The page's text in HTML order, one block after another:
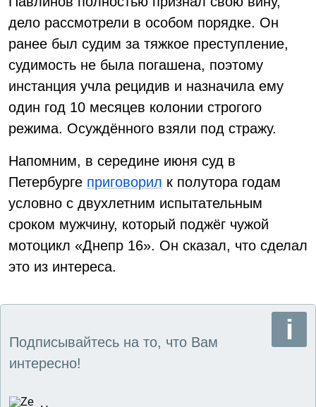
дело рассмотрели в особом порядке. Он
ранее был судим за тяжкое преступление,
судимость не была погашена, поэтому
инстанция учла рецидив и назначила ему
один год 10 месяцев колонии строгого
режима. Осуждённого взяли под стражу.
Напомним, в середине июня суд в
Петербурге приговорил к полутора годам
условно с двухлетним испытательным
сроком мужчину, который поджёг чужой
мотоцикл «Днепр 16». Он сказал, что сделал
это из интереса.
Подписывайтесь на то, что Вам
интересно!